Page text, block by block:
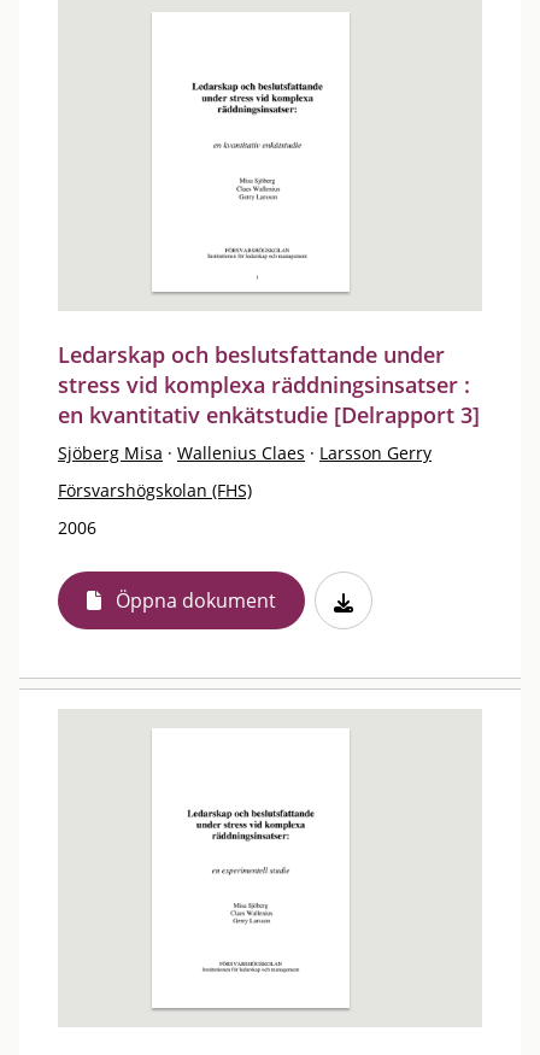
Ledarskap och beslutsfattande under
stress vid komplexa räddningsinsatser :
en kvantitativ enkätstudie [Delrapport 3]
Sjöberg Misa · Wallenius Claes · Larsson Gerry
Försvarshögskolan (FHS)
2006
Öppna dokument